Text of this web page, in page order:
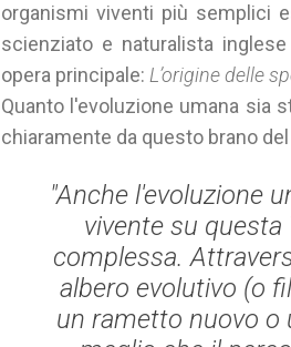
organismi viventi più semplici
scienziato e naturalista inglese
opera principale: L’origine delle
Quanto l'evoluzione umana sia
chiaramente da questo brano
"Anche l'evoluzione
vivente su questa
complessa.
albero evolutivo (o
un rametto nuovo o